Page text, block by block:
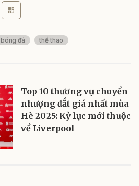
bóng đá thể thao
Top 10 thương vụ chuyển
nhượng đắt giá nhất mùa
Hè 2025: Kỷ lục mới thuộc
về Liverpool